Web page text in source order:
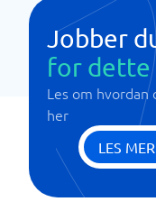
Jobber
for dette
Les om
her
LES